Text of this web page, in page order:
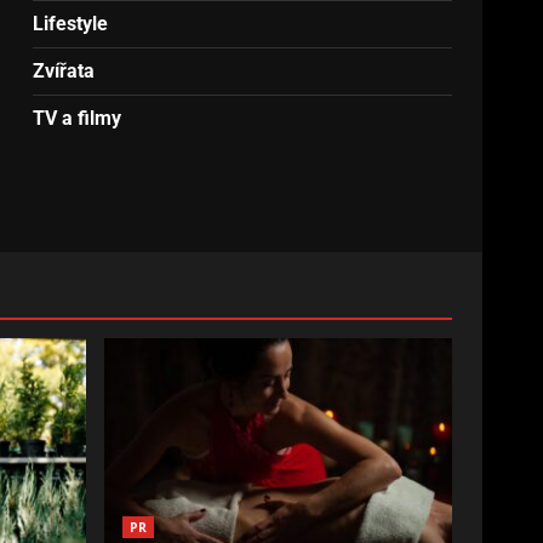
Lifestyle
Zvířata
TV a filmy
PR